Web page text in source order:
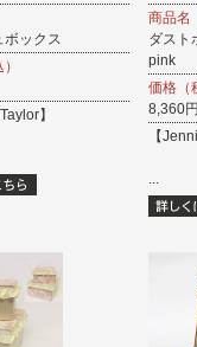
ボックス
】
商品名
ダス
pink
価格（
8,360円
【
...